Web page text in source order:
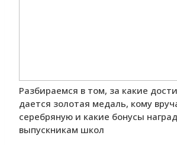
Разбираемся в том, за какие
дается золотая медаль, кому
серебряную и какие бонусы
выпускникам школ